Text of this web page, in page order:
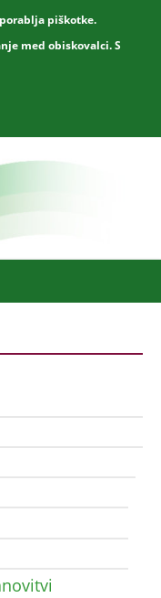
piškotke.
med obiskovalci. S